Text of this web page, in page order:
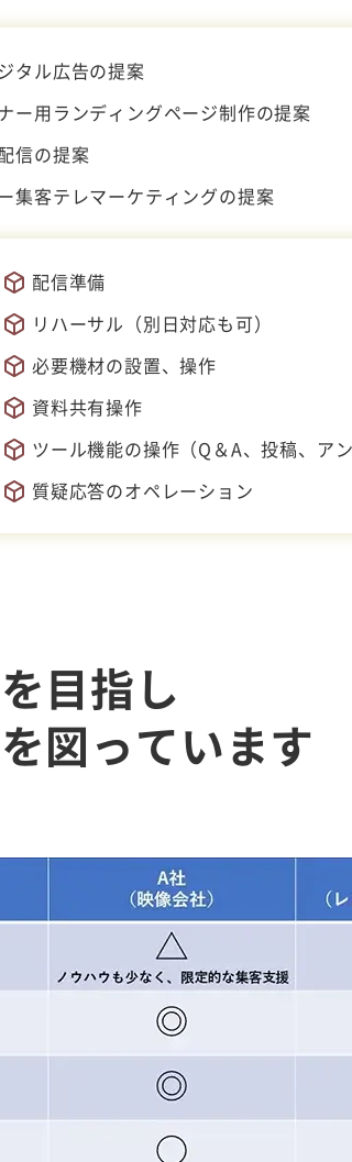
タル広告の提案
ー用ランディングページ制作の提案
信の提案
集客テレマーケティングの提案
配信準備
リハーサル（別日対応も可）
必要機材の設置、操作
資料共有操作
ツール機能の操作（Q＆A、投稿、ア
質疑応答のオペレーション
目指し
を図っています